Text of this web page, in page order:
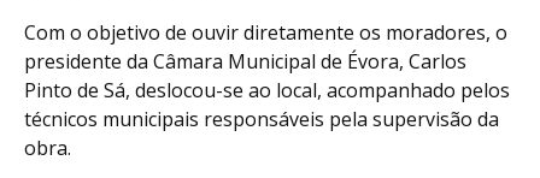
Com o objetivo de ouvir diretamente os moradores, o
presidente da Câmara Municipal de Évora, Carlos
Pinto de Sá, deslocou-se ao local, acompanhado pelos
técnicos municipais responsáveis pela supervisão da
obra.